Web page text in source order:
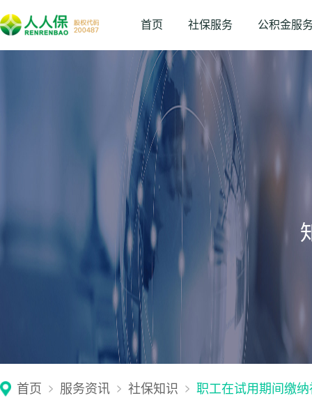
首页 社保服务 公积金服
首页 服务资讯 社保知识 职工在试用期间缴纳